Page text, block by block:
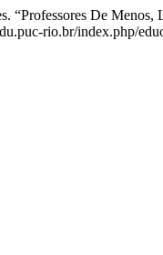
“Professores De
rio.br/index.php/